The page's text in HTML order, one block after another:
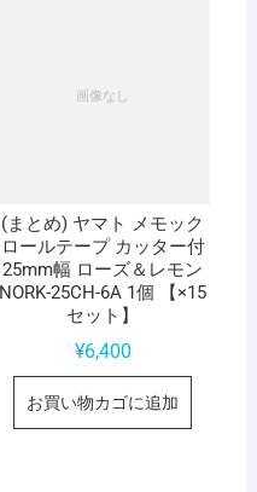
(まとめ) ヤマト メモック
ロールテープ カッター付
25mm幅 ローズ＆レモン
NORK-25CH-6A 1個 【×15
セット】
¥6,400
お買い物カゴに追加